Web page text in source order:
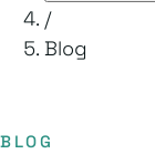
/
Blog
BLOG